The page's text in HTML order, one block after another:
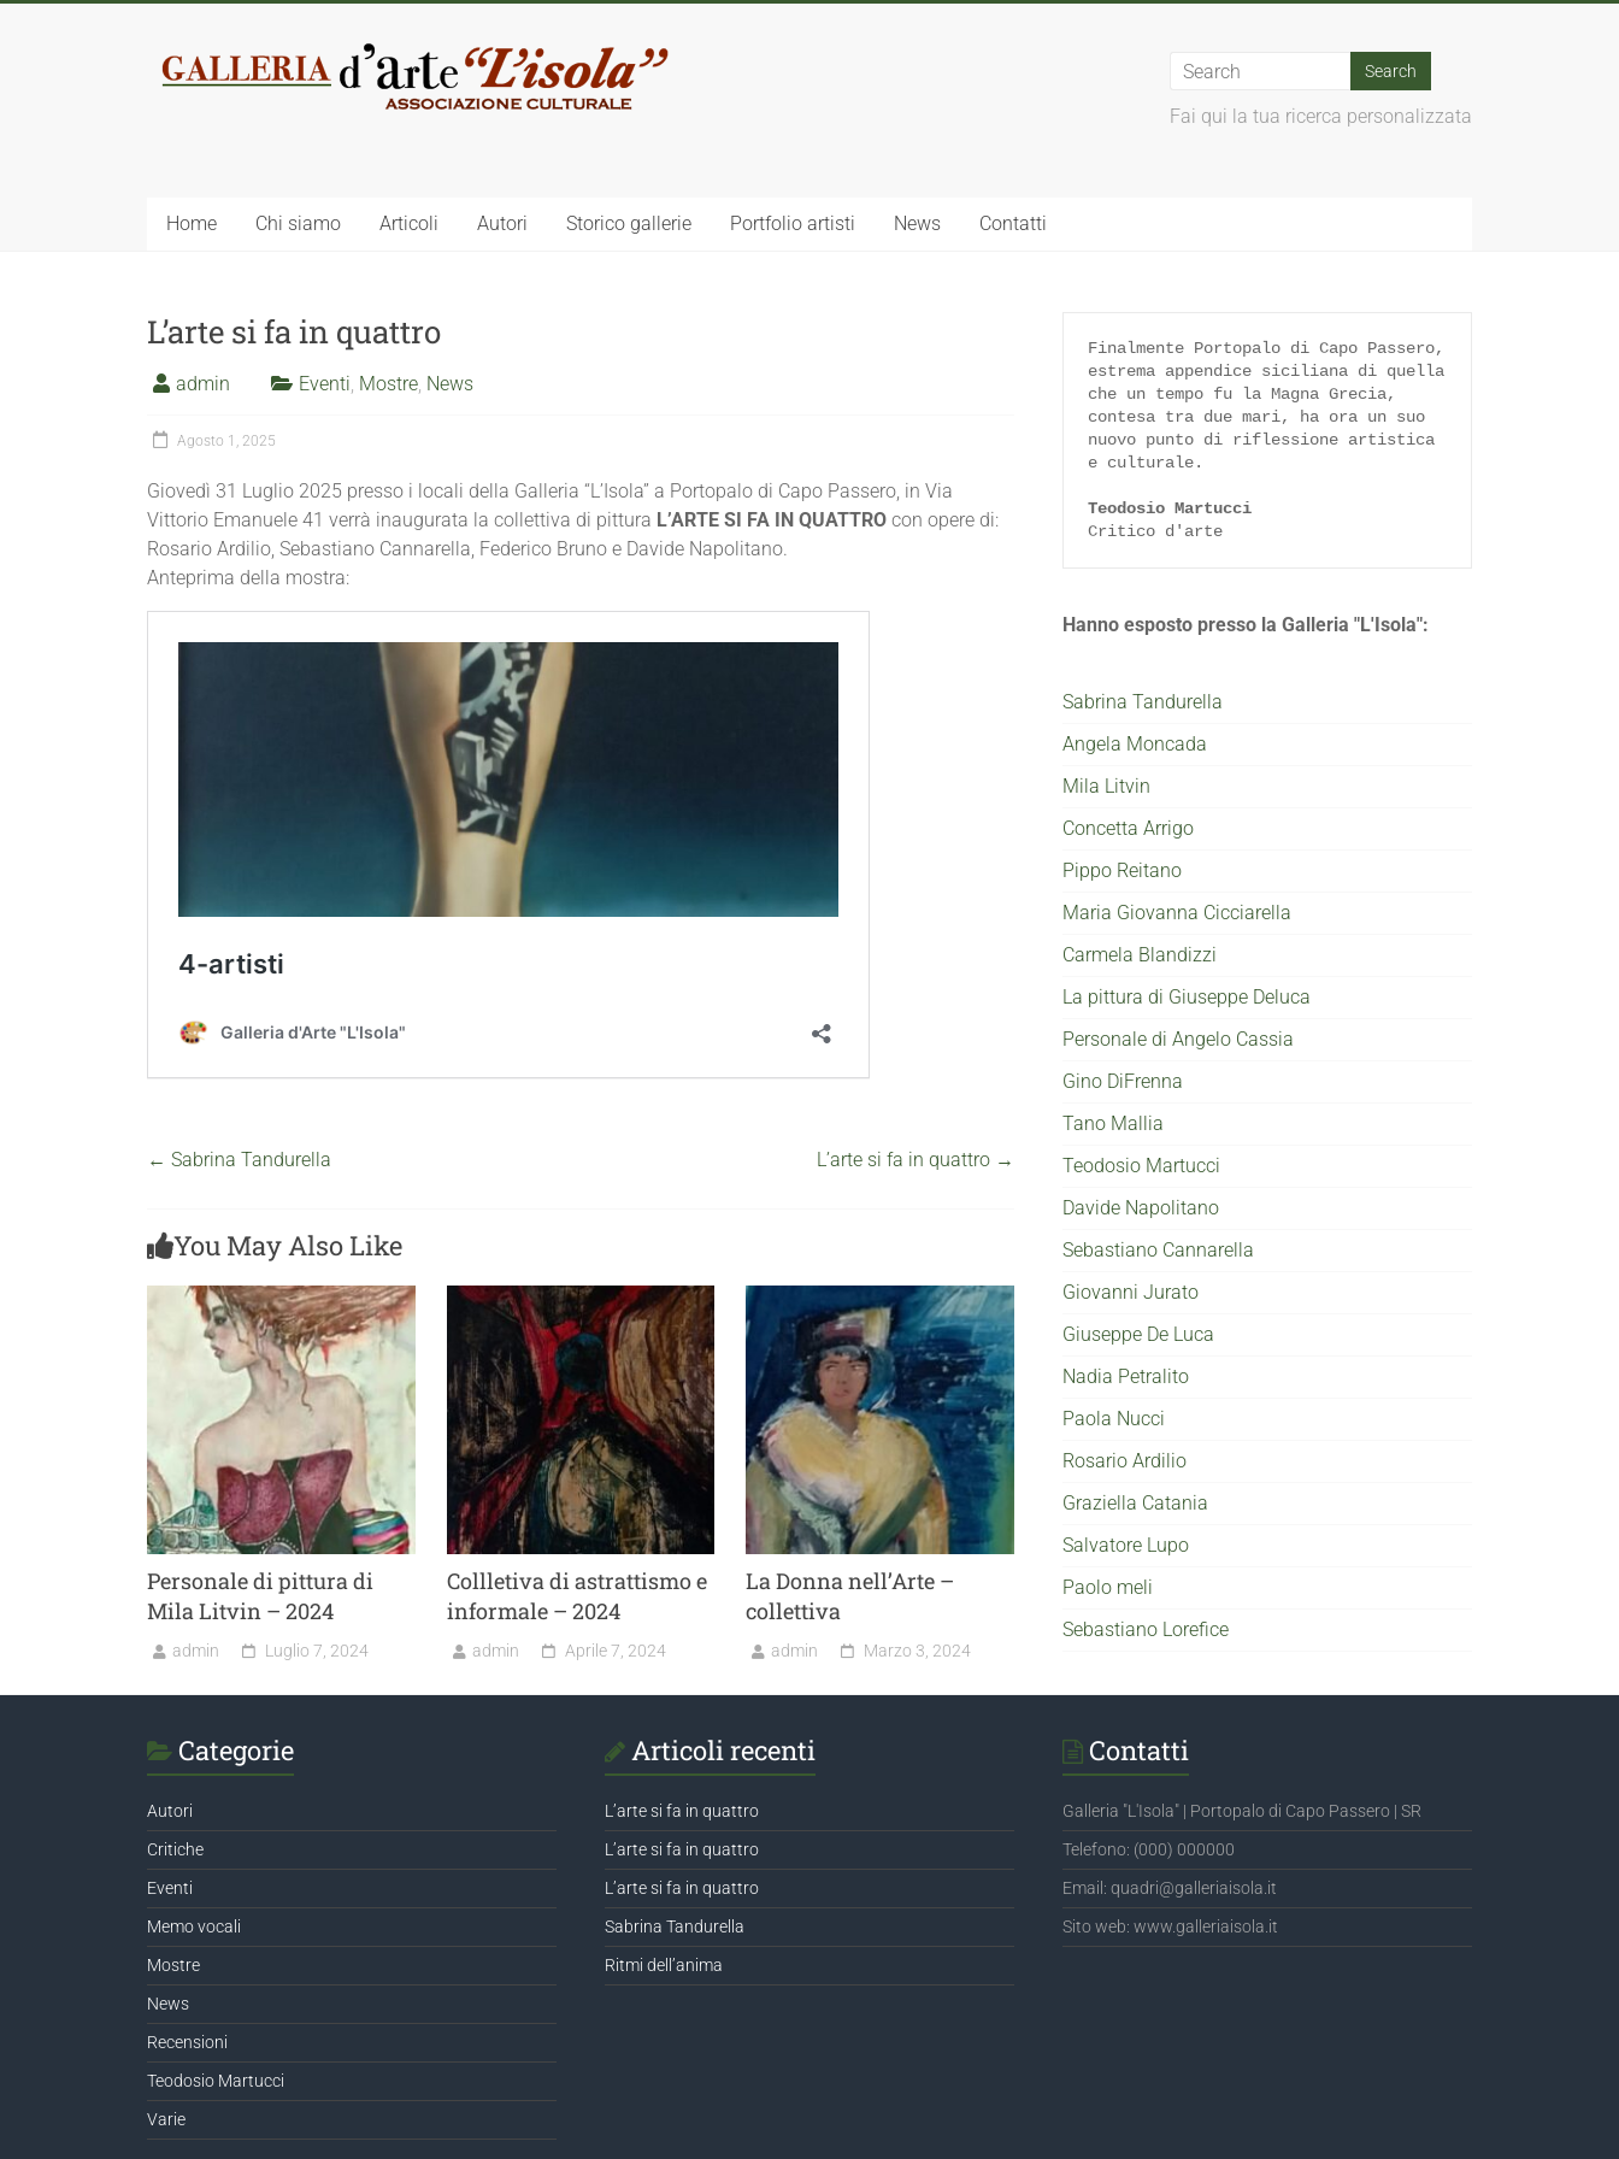
Fai qui la tua ricerca personalizzata
Home Chi siamo Articoli Autori Storico gallerie Portfolio artisti News Contatti
L’arte si fa in quattro
admin Eventi, Mostre, News
Agosto 1, 2025
Giovedì 31 Luglio 2025 presso i locali della Galleria “L’Isola” a Portopalo di Capo Passero, in Via
Vittorio Emanuele 41 verrà inaugurata la collettiva di pittura L’ARTE SI FA IN QUATTRO con opere di:
Rosario Ardilio, Sebastiano Cannarella, Federico Bruno e Davide Napolitano.
Anteprima della mostra:
← Sabrina Tandurella L’arte si fa in quattro →
You May Also Like
Personale di pittura di
Mila Litvin – 2024
admin Luglio 7, 2024
Collletiva di astrattismo e
informale – 2024
admin Aprile 7, 2024
La Donna nell’Arte –
collettiva
admin Marzo 3, 2024
Finalmente Portopalo di Capo Passero,
estrema appendice siciliana di quella
che un tempo fu la Magna Grecia,
contesa tra due mari, ha ora un suo
nuovo punto di riflessione artistica
e culturale.
Teodosio Martucci
Critico d'arte
Hanno esposto presso la Galleria "L'Isola":
Sabrina Tandurella
Angela Moncada
Mila Litvin
Concetta Arrigo
Pippo Reitano
Maria Giovanna Cicciarella
Carmela Blandizzi
La pittura di Giuseppe Deluca
Personale di Angelo Cassia
Gino DiFrenna
Tano Mallia
Teodosio Martucci
Davide Napolitano
Sebastiano Cannarella
Giovanni Jurato
Giuseppe De Luca
Nadia Petralito
Paola Nucci
Rosario Ardilio
Graziella Catania
Salvatore Lupo
Paolo meli
Sebastiano Lorefice
Categorie
Autori
Critiche
Eventi
Memo vocali
Mostre
News
Recensioni
Teodosio Martucci
Varie
Articoli recenti
L’arte si fa in quattro
L’arte si fa in quattro
L’arte si fa in quattro
Sabrina Tandurella
Ritmi dell’anima
Contatti
Galleria "L'Isola" | Portopalo di Capo Passero | SR
Telefono: (000) 000000
Email: quadri@galleriaisola.it
Sito web: www.galleriaisola.it